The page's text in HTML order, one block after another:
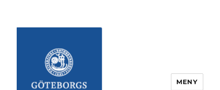
MENY